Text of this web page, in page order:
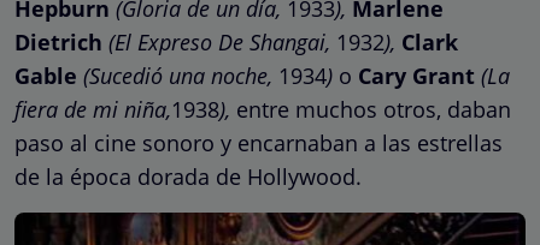
Hepburn (Gloria de un día, 1933), Marlene
Dietrich (El Expreso De Shangai, 1932), Clark
Gable (Sucedió una noche, 1934) o Cary Grant (La
fiera de mi niña,1938), entre muchos otros, daban
paso al cine sonoro y encarnaban a las estrellas
de la época dorada de Hollywood.